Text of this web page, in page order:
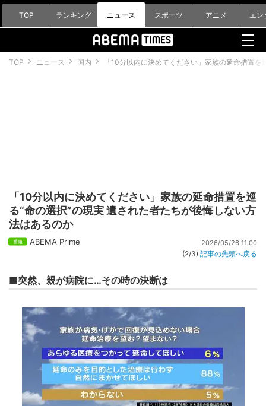
TOP ランキング ニュース スポーツ アニメ エン
TOP ニュース 国内 「10分以内に決めてください」家族の延命措置
「10分以内に決めてください」家族の延命措置を巡
る“命の選択”の現実 遺された者たちが後悔しない方
法はあるのか
ABEMA Prime 2026/05/26 11:00
(2/3) 記事の先頭へ戻る
■突然、親が病院に…その時の決断は